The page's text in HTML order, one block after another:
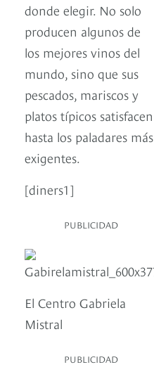
donde elegir. No solo
producen algunos de
los mejores vinos del
mundo, sino que sus
pescados, mariscos y
platos típicos satisfacen
hasta los paladares más
exigentes.
[diners1]
PUBLICIDAD
El Centro Gabriela
Mistral
PUBLICIDAD